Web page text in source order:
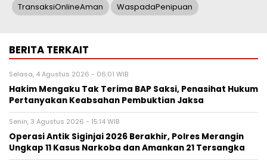
TransaksiOnlineAman WaspadaPenipuan
BERITA TERKAIT
Selasa, 4 Agustus 2026 - 06:01 WIB
Hakim Mengaku Tak Terima BAP Saksi, Penasihat Hukum
Pertanyakan Keabsahan Pembuktian Jaksa
Senin, 3 Agustus 2026 - 15:14 WIB
Operasi Antik Siginjai 2026 Berakhir, Polres Merangin
Ungkap 11 Kasus Narkoba dan Amankan 21 Tersangka